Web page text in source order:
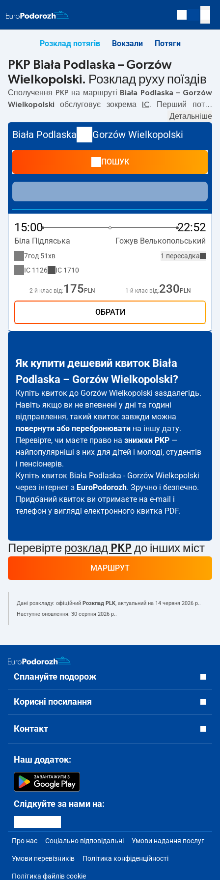
Розклад потягів Вокзали Потяги
PKP Biała Podlaska – Gorzów
Wielkopolski. Розклад руху поїздів
Сполучення PKP на маршруті Biała Podlaska – Gorzów
Wielkopolski обслуговує зокрема IC. Перший потяг
з вокзалу PKP Biała Podlaska. Останній
потяг до Gorzów Wielkopolski вирушає о 15:00. Наразі
на маршрутіBiała Podlaska–Gorzów Wielkopolski
курсують інші потяги перевізника PKP Intercity. Потяг
завершує маршрут на станції Gorzów Wielkopolski.
Детальніше
Biała Podlaska Gorzów Wielkopolski
ПОШУК
15:00 22:52
Біла Підляська Гожув Велькопольський
1 пересадка
7год 51хв
IC 1126 IC 1710
2-й клас від: 175 PLN 1-й клас від:230 PLN
ОБРАТИ
Як купити дешевий квиток Biała
Podlaska – Gorzów Wielkopolski?
Купіть квиток до Gorzów Wielkopolski заздалегідь.
Навіть якщо ви не впевнені у дні та годині
відправлення, такий квиток завжди можна
повернути або перебронювати на іншу дату.
Перевірте, чи маєте право на знижки PKP —
найпопулярніші з них для дітей і молоді, студентів
і пенсіонерів.
Купіть квиток Biała Podlaska - Gorzów Wielkopolski
через інтернет з EuroPodorozh. Зручно і безпечно.
Придбаний квиток ви отримаєте на e-mail і
телефон у вигляді електронного квитка PDF.
Перевірте розклад PKP до інших міст
МАРШРУТ
Дані розкладу: офіційний Розклад PLK, актуальний на 14 червня 2026 р..
Наступне оновлення: 30 серпня 2026 р..
Сплануйте подорож
Корисні посилання
Контакт
Наш додаток:
Слідкуйте за нами на:
Про нас Соціально відповідальні Умови надання послуг
Умови перевізників Політика конфіденційності
Політика файлів cookie